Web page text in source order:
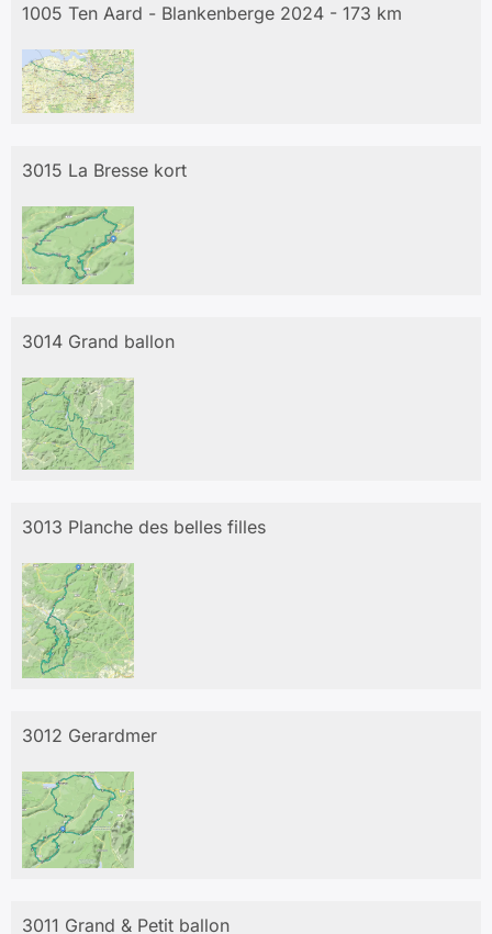
1005 Ten Aard - Blankenberge 2024 - 173 km
3015 La Bresse kort
3014 Grand ballon
3013 Planche des belles filles
3012 Gerardmer
3011 Grand & Petit ballon